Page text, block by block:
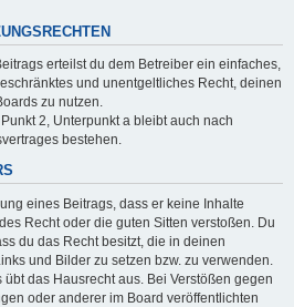
erteilst du dem Betreiber ein einfaches,
und unentgeltliches Recht, deinen
zu nutzen.
2, Unterpunkt a bleibt auch nach
bestehen.
eines Beitrags, dass er keine Inhalte
Recht oder die guten Sitten verstoßen. Du
du das Recht besitzt, die in deinen
und Bilder zu setzen bzw. zu verwenden.
das Hausrecht aus. Bei Verstößen gegen
oder anderer im Board veröffentlichten